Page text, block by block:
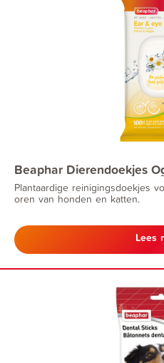
Beaphar Dierendoekjes
Plantaardige reinigingsdoekjes
oren van honden en katten.
Lees